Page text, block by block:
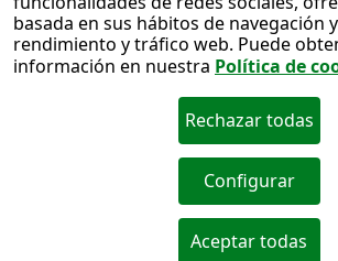
basada en sus hábitos de navegación
rendimiento y tráfico web. Puede
información en nuestra Política de